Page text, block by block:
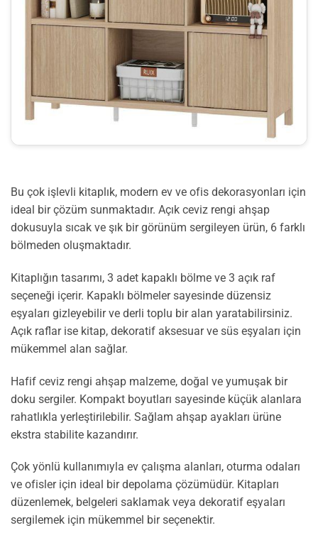
Bu çok işlevli kitaplık, modern ev ve ofis dekorasyonları için
ideal bir çözüm sunmaktadır. Açık ceviz rengi ahşap
dokusuyla sıcak ve şık bir görünüm sergileyen ürün, 6 farklı
bölmeden oluşmaktadır.
Kitaplığın tasarımı, 3 adet kapaklı bölme ve 3 açık raf
seçeneği içerir. Kapaklı bölmeler sayesinde düzensiz
eşyaları gizleyebilir ve derli toplu bir alan yaratabilirsiniz.
Açık raflar ise kitap, dekoratif aksesuar ve süs eşyaları için
mükemmel alan sağlar.
Hafif ceviz rengi ahşap malzeme, doğal ve yumuşak bir
doku sergiler. Kompakt boyutları sayesinde küçük alanlara
rahatlıkla yerleştirilebilir. Sağlam ahşap ayakları ürüne
ekstra stabilite kazandırır.
Çok yönlü kullanımıyla ev çalışma alanları, oturma odaları
ve ofisler için ideal bir depolama çözümüdür. Kitapları
düzenlemek, belgeleri saklamak veya dekoratif eşyaları
sergilemek için mükemmel bir seçenektir.